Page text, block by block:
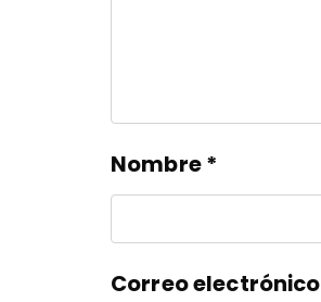
Nombre*
Correo electrónico